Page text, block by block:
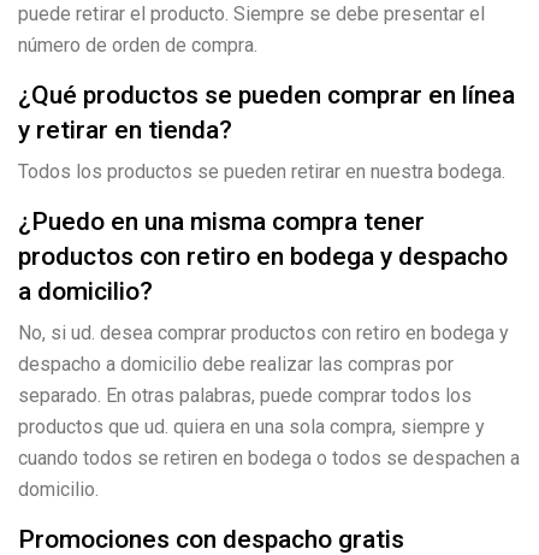
puede retirar el producto. Siempre se debe presentar el
número de orden de compra.
¿Qué productos se pueden comprar en línea
y retirar en tienda?
Todos los productos se pueden retirar en nuestra bodega.
¿Puedo en una misma compra tener
productos con retiro en bodega y despacho
a domicilio?
No, si ud. desea comprar productos con retiro en bodega y
despacho a domicilio debe realizar las compras por
separado. En otras palabras, puede comprar todos los
productos que ud. quiera en una sola compra, siempre y
cuando todos se retiren en bodega o todos se despachen a
domicilio.
Promociones con despacho gratis